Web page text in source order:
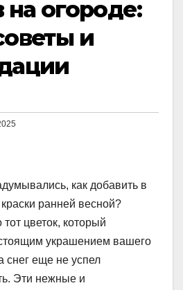
на огороде:
и
как добавить в
ранней весной?
цветок, который
украшением вашего
снег еще не успел
Эти нежные и